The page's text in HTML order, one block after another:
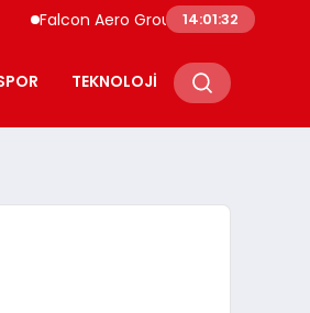
Falcon Aero Group, Havacılıkta Türkiye
14:01:33
TEKNOLOJI